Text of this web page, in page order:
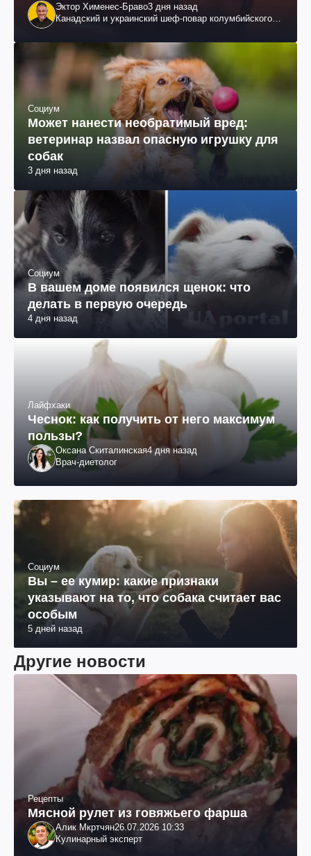
Эктор Хименес-Браво3 дня назад
Канадский и украинский шеф-повар колумбийского
Социум
Может нанести необратимый вред:
ветеринар назвал опасную игрушку для
собак
3 дня назад
Социум
В вашем доме появился щенок: что
делать в первую очередь
4 дня назад
Лайфхаки
Чеснок: как получить от него максимум
пользы?
Оксана Скиталинская4 дня назад
Врач-диетолог
Социум
Вы – ее кумир: какие признаки
указывают на то, что собака считает вас
особым
5 дней назад
Другие новости
Рецепты
Мясной рулет из говяжьего фарша
Алик Мкртчян26.07.2026 10:33
Кулинарный эксперт